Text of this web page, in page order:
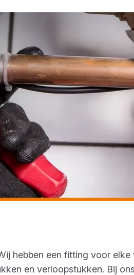
hebben een fitting voor
en verloopstukken. Bij